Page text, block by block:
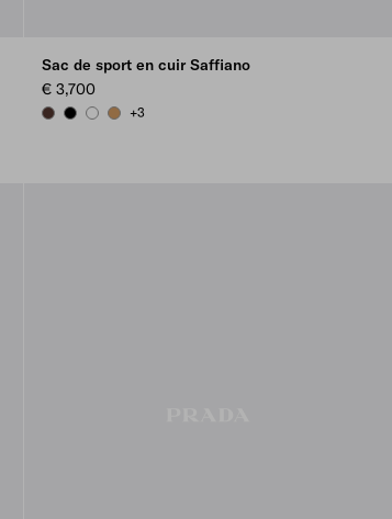
Sac de sport en cuir Saffiano
€ 3,700
COFFEE
BLACKWHITECARAMEL
+3